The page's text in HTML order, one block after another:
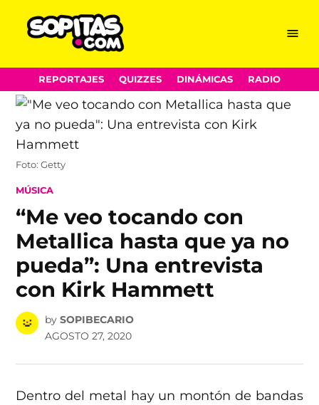
Skip
to
content
Menu
REPORTAJES QUIZZES DINÁMICAS RADIO
Foto: Getty
POSTED
MÚSICA
“Me veo tocando con
Metallica hasta que ya no
pueda”: Una entrevista
con Kirk Hammett
by SOPIBECARIO
AGOSTO 27, 2020
Dentro del metal hay un montón de bandas